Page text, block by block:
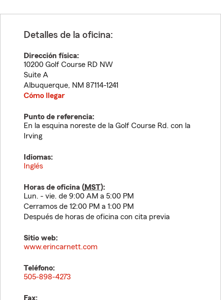
Detalles de la oficina:
Dirección física:
10200 Golf Course RD NW
Suite A
Albuquerque, NM 87114-1241
Cómo llegar
Punto de referencia:
En la esquina noreste de la Golf Course Rd. con la
Irving
Idiomas:
Inglés
Horas de oficina (MST):
Lun. - vie. de 9:00 AM a 5:00 PM
Cerramos de 12:00 PM a 1:00 PM
Después de horas de oficina con cita previa
Sitio web:
www.erincarnett.com
Teléfono:
505-898-4273
Fax: